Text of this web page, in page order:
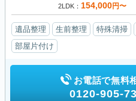
2LDK 154,000円〜
遺品整理 生前整理 特殊清掃
部屋片付け
お電話で無料
0120-905-